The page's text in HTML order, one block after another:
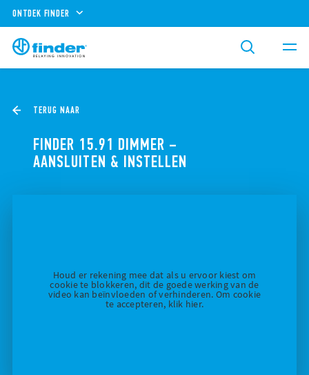
ONTDEK FINDER
TERUG NAAR
FINDER 15.91 DIMMER –
AANSLUITEN & INSTELLEN
Houd er rekening mee dat als u ervoor kiest om
cookie te blokkeren, dit de goede werking van de
video kan beïnvloeden of verhinderen. Om cookie
te accepteren, klik hier.